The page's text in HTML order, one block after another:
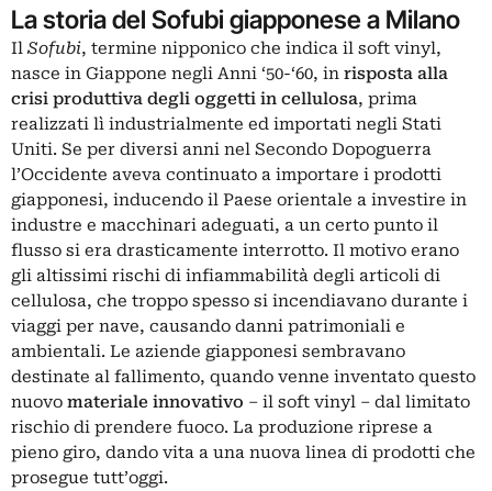
La storia del Sofubi giapponese a Milano
Il Sofubi, termine nipponico che indica il soft vinyl,
nasce in Giappone negli Anni ‘50-‘60, in risposta alla
crisi produttiva degli oggetti in cellulosa, prima
realizzati lì industrialmente ed importati negli Stati
Uniti. Se per diversi anni nel Secondo Dopoguerra
l’Occidente aveva continuato a importare i prodotti
giapponesi, inducendo il Paese orientale a investire in
industre e macchinari adeguati, a un certo punto il
flusso si era drasticamente interrotto. Il motivo erano
gli altissimi rischi di infiammabilità degli articoli di
cellulosa, che troppo spesso si incendiavano durante i
viaggi per nave, causando danni patrimoniali e
ambientali. Le aziende giapponesi sembravano
destinate al fallimento, quando venne inventato questo
nuovo materiale innovativo – il soft vinyl – dal limitato
rischio di prendere fuoco. La produzione riprese a
pieno giro, dando vita a una nuova linea di prodotti che
prosegue tutt’oggi.